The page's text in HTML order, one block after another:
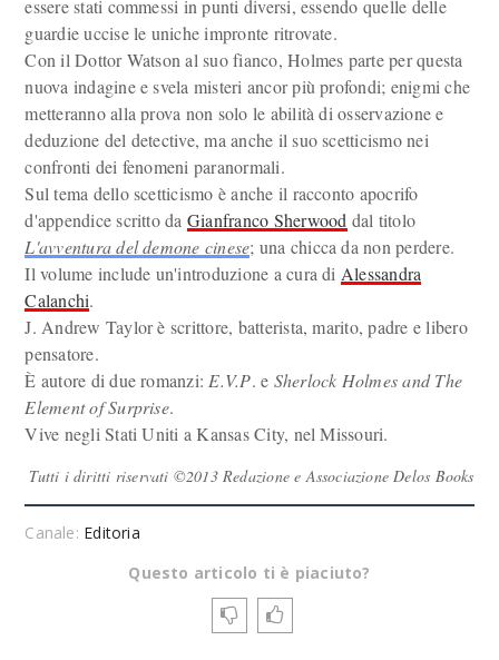
essere stati commessi in punti diversi, essendo quelle delle
guardie uccise le uniche impronte ritrovate.
Con il Dottor Watson al suo fianco, Holmes parte per questa
nuova indagine e svela misteri ancor più profondi; enigmi che
metteranno alla prova non solo le abilità di osservazione e
deduzione del detective, ma anche il suo scetticismo nei
confronti dei fenomeni paranormali.
Sul tema dello scetticismo è anche il racconto apocrifo
d'appendice scritto da Gianfranco Sherwood dal titolo
L'avventura del demone cinese; una chicca da non perdere.
Il volume include un'introduzione a cura di Alessandra
Calanchi.
J. Andrew Taylor è scrittore, batterista, marito, padre e libero
pensatore.
È autore di due romanzi: E.V.P. e Sherlock Holmes and The
Element of Surprise.
Vive negli Stati Uniti a Kansas City, nel Missouri.
Tutti i diritti riservati ©2013 Redazione e Associazione Delos Books
Canale: Editoria
Questo articolo ti è piaciuto?